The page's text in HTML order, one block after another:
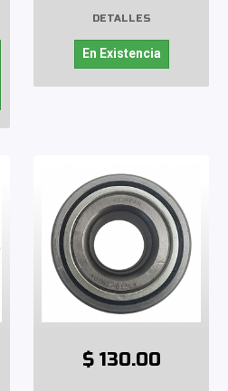
DETALLES
En Existencia
$ 130.00